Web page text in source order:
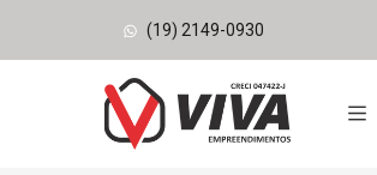
(19) 2149-0930
Página inicial